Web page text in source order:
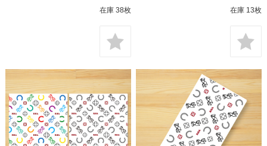
在庫 38枚 在庫 13枚